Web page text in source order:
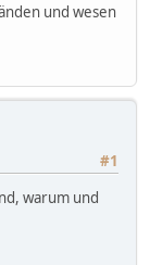
und wesen
#1
warum und